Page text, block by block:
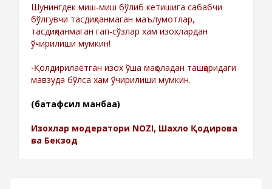
Шунингдек миш-миш бўлиб кетишига сабабчи
бўлгувчи тасдиқланмаган маълумотлар,
тасдиқланмаган гап-сўзлар хам изохлардан
ўчирилиши мумкин!
-Қолдирилаётган изох ўша мақоладан ташқаридаги
мавзуда бўлса хам ўчирилиши мумкин.
(батафсил манбаа)
Изохлар модератори NOZI, Шахло Қодирова
ва Бекзод